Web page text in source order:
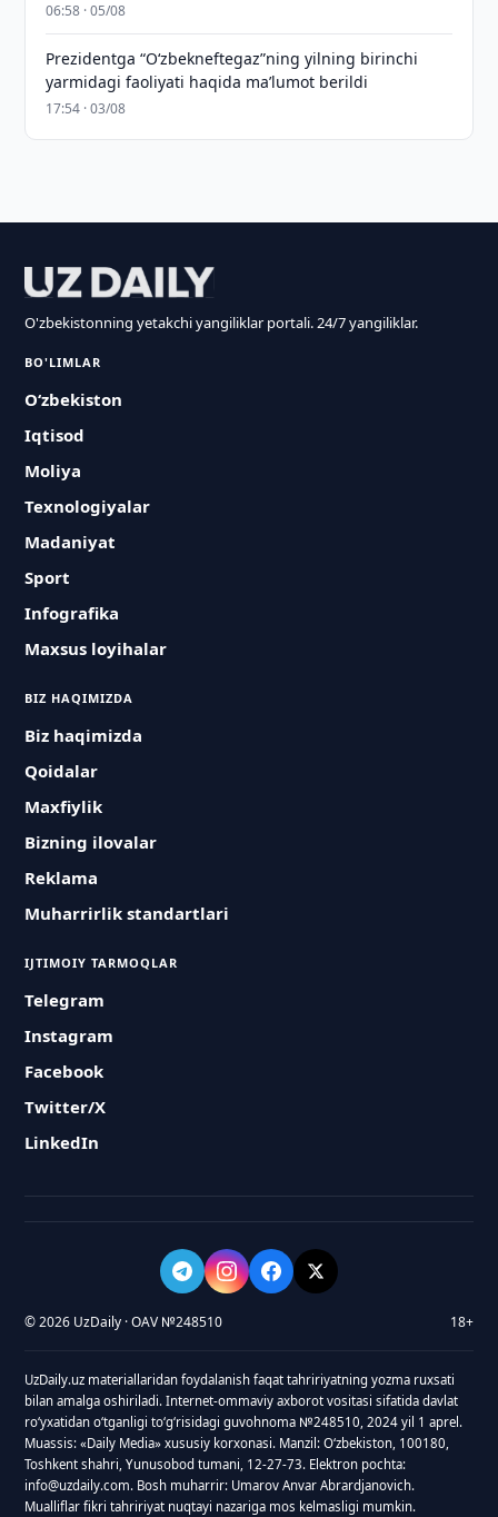
06:58 · 05/08
Prezidentga “Oʻzbekneftegaz”ning yilning birinchi
yarmidagi faoliyati haqida maʼlumot berildi
17:54 · 03/08
O'zbekistonning yetakchi yangiliklar portali. 24/7 yangiliklar.
BO'LIMLAR
O‘zbekiston
Iqtisod
Moliya
Texnologiyalar
Madaniyat
Sport
Infografika
Maxsus loyihalar
BIZ HAQIMIZDA
Biz haqimizda
Qoidalar
Maxfiylik
Bizning ilovalar
Reklama
Muharrirlik standartlari
IJTIMOIY TARMOQLAR
Telegram
Instagram
Facebook
Twitter/X
LinkedIn
© 2026 UzDaily · OAV №248510 18+
UzDaily.uz materiallaridan foydalanish faqat tahririyatning yozma ruxsati
bilan amalga oshiriladi. Internet-ommaviy axborot vositasi sifatida davlat
roʻyxatidan oʻtganligi toʻgʻrisidagi guvohnoma №248510, 2024 yil 1 aprel.
Muassis: «Daily Media» xususiy korxonasi. Manzil: Oʻzbekiston, 100180,
Toshkent shahri, Yunusobod tumani, 12-27-73. Elektron pochta:
info@uzdaily.com. Bosh muharrir: Umarov Anvar Abrardjanovich.
Mualliflar fikri tahririyat nuqtayi nazariga mos kelmasligi mumkin.